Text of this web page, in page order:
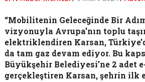
“Mobilitenin Geleceğinde Bir
vizyonuyla Avrupa’nın toplu
elektriklendiren Karsan,
da tam gaz devam ediyor. Bu
Büyükşehir Belediyesi’ne 2 adet
gerçekleştiren Karsan, şehrin ilk